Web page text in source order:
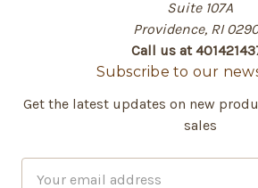
Suite 107A
Providence, RI
Call us at
Subscribe to our
Get the latest updates on new
sales